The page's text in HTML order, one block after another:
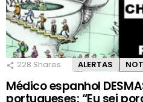
228 Shares ALERTAS
Médico espanhol
portugueses: “Eu sei